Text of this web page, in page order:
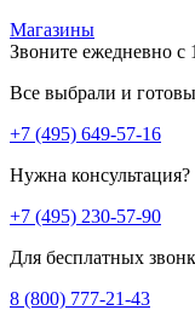
Магазины
Звоните ежедневно с
Все выбрали и
+7 (495) 649-57-16
Нужна консультация?
+7 (495) 230-57-90
Для бесплатных
8 (800) 777-21-43